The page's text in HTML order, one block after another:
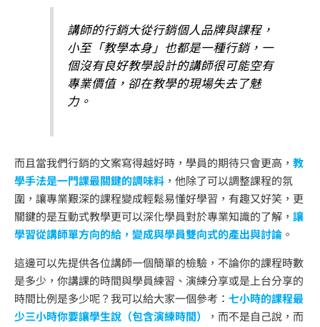
講師的行銷大從行銷個人品牌與課程，
小至「教學本身」也都是一種行銷，一
個沒有良好教學設計的講師很可能空有
專業價值，卻在教學的現場失去了魅
力。
而且當我們行銷的文案寫得越好時，學員的期待只會更高， 教
學手法是一門課最關鍵的調味料 ，他除了可以調整課程的氛
圍，讓專業艱深的課程變成輕鬆易懂好學習，有趣又好笑，更
關鍵的是互動式教學更可以深化學員對於專業知識的了解， 讓
學習從講師單方向的給，變成與學員雙向式的產出與討論 。
這邊可以先提供各位講師一個簡單的檢驗，不論你的課程時數
是多少，你講課的時間與學員練習、演練分享或是上台分享的
時間比例是多少呢？我可以給大家一個參考： 七小時的課程最
少三小時你要讓學生說（包含演練時間）
，而不是自己說，而